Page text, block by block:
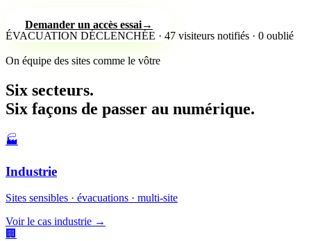
Demander un accès essai→
ÉVACUATION DÉCLENCHÉE · 47 visiteurs notifiés · 0 oublié
On équipe des sites comme le vôtre
Six secteurs.
Six façons de passer au numérique.
🏭
Industrie
Sites sensibles · évacuations · multi-site
Voir le cas industrie →
🏢